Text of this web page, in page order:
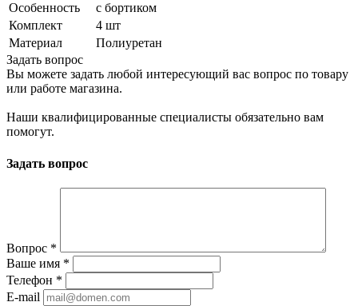
Особенность
с бортиком
Комплект
4 шт
Материал
Полиуретан
Задать вопрос
Вы можете задать любой интересующий вас вопрос по товару
или работе магазина.
Наши квалифицированные специалисты обязательно вам
помогут.
Задать вопрос
Вопрос *
Ваше имя *
Телефон *
E-mail